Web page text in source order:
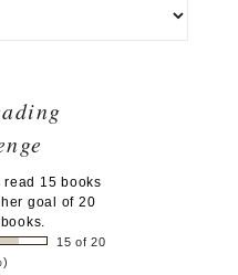
read 15 books
goal of 20
books.
15 of 20